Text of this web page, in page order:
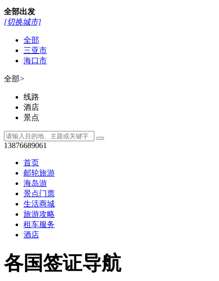
全部出发
[切换城市]
全部
三亚市
海口市
全部>
线路
酒店
景点
13876689061
首页
邮轮旅游
海岛游
景点门票
生活商城
旅游攻略
租车服务
酒店
各国签证导航